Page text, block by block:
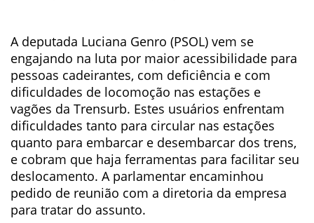
A deputada Luciana Genro (PSOL) vem se
engajando na luta por maior acessibilidade para
pessoas cadeirantes, com deficiência e com
dificuldades de locomoção nas estações e
vagões da Trensurb. Estes usuários enfrentam
dificuldades tanto para circular nas estações
quanto para embarcar e desembarcar dos trens,
e cobram que haja ferramentas para facilitar seu
deslocamento. A parlamentar encaminhou
pedido de reunião com a diretoria da empresa
para tratar do assunto.